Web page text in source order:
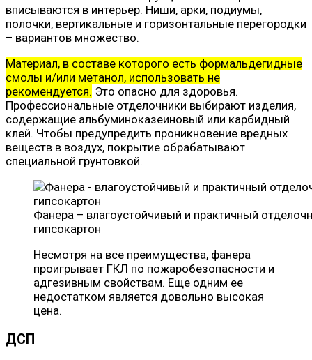
вписываются в интерьер. Ниши, арки, подиумы,
полочки, вертикальные и горизонтальные перегородки
– вариантов множество.
Материал, в составе которого есть формальдегидные
смолы и/или метанол, использовать не
рекомендуется. Это опасно для здоровья.
Профессиональные отделочники выбирают изделия,
содержащие альбуминоказеиновый или карбидный
клей. Чтобы предупредить проникновение вредных
веществ в воздух, покрытие обрабатывают
специальной грунтовкой.
Фанера – влагоустойчивый и практичный
гипсокартон
Несмотря на все преимущества, фанера
проигрывает ГКЛ по пожаробезопасности и
адгезивным свойствам. Еще одним ее
недостатком является довольно высокая
цена.
ДСП